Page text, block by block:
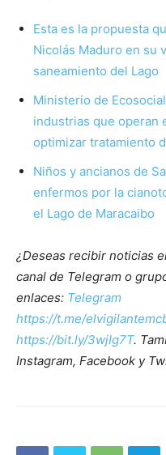
Esta es la propuesta
Nicolás Maduro en su
saneamiento del Lago
Ministerio de
industrias que operan
optimizar tratamiento
Niños y ancianos de
enfermos por la
el Lago de Maracaibo
¿Deseas recibir noticias
canal de Telegram o
enlaces: Telegram
https://t.me/
https://bit.ly/3wjIg7T.
Instagram, Facebook y